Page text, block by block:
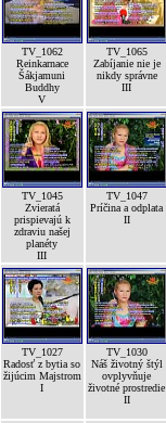
TV_1062
Reinkarnace
Šákjamuni
Buddhy
V
TV_1065
Zabíjanie nie je
nikdy správne
III
TV_1045
Zvieratá
prispievajú k
zdraviu našej
planéty
III
TV_1047
Príčina a odplata
II
TV_1027
Radosť z bytia so
žijúcim Majstrom
I
TV_1030
Náš životný štýl
ovplyvňuje
životné prostredie
II